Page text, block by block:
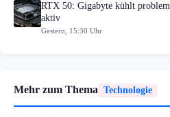
RTX 50: Gigabyte kühlt
aktiv
Gestern, 15:30 Uhr
Mehr zum Thema Technologie